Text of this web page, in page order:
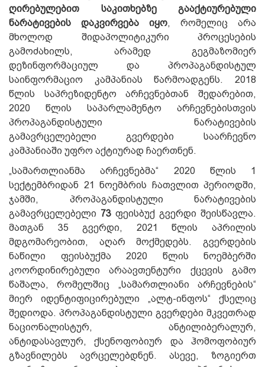
ღირებულებით საკითხებზე გააქტიურებული
ნარატივების დაკვირვება იყო, რომელიც არა
მხოლოდ შიდაპოლიტიკური პროცესების
გამოძახილს, არამედ გეგმაზომიერ
დეზინფორმაციულ და პროპაგანდისტულ
საინფორმაციო კამპანიას წარმოადგენს. 2018
წლის საპრეზიდენტო არჩევნებთან შედარებით,
2020 წლის საპარლამენტო არჩევნებისთვის
პროპაგანდისტული ნარატივების
გამავრცელებელი გვერდები საარჩევნო
კამპანიაში უფრო აქტიურად ჩაერთნენ.
„სამართლიანმა არჩევნებმა“ 2020 წლის 1
სექტემბრიდან 21 ნოემბრის ჩათვლით პერიოდში,
ჯამში, პროპაგანდისტული ნარატივების
გამავრცელებელი 73 ფეისბუქ გვერდი შეისწავლა.
მათგან 35 გვერდი, 2021 წლის აპრილის
მდგომარეობით, აღარ მოქმედებს. გვერდების
ნაწილი ფეისბუქმა 2020 წლის ნოემბერში
კოორდინირებული არაავთენტური ქცევის გამო
წაშალა, რომელშიც „სამართლიანი არჩევნების“
მიერ იდენტიფიცირებული „ალტ-ინფოს“ ქსელიც
შედიოდა. პროპაგანდისტული გვერდები მკვეთრად
ნაციონალისტურ, ანტილიბერალურ,
ანტიდასავლურ, ქსენოფობიურ და ჰომოფობიურ
გზავნილებს ავრცელებდნენ. ასევე, ზოგიერთ